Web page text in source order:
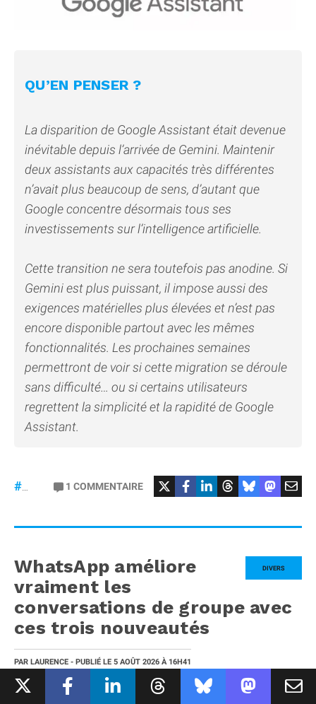
QU’EN PENSER ?
La disparition de Google Assistant était devenue
inévitable depuis l’arrivée de Gemini. Maintenir
deux assistants aux capacités très différentes
n’avait plus beaucoup de sens, d’autant que
Google concentre désormais tous ses
investissements sur l’intelligence artificielle.
Cette transition ne sera toutefois pas anodine. Si
Gemini est plus puissant, il impose aussi des
exigences matérielles plus élevées et n’est pas
encore disponible partout avec les mêmes
fonctionnalités. Les prochaines semaines
permettront de voir si cette migration se déroule
sans difficulté… ou si certains utilisateurs
regrettent la simplicité et la rapidité de Google
Assistant.
#Gemini #GoogleAssistant#Siri
1 COMMENTAIRE
DIVERS
WhatsApp améliore
vraiment les
conversations de groupe avec
ces trois nouveautés
PAR LAURENCE - PUBLIÉ LE 5 AOÛT 2026 À 16H41